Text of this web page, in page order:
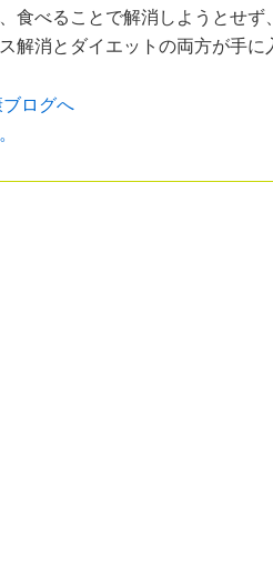
食べることで解消しようとせ
解消とダイエットの両方が手に